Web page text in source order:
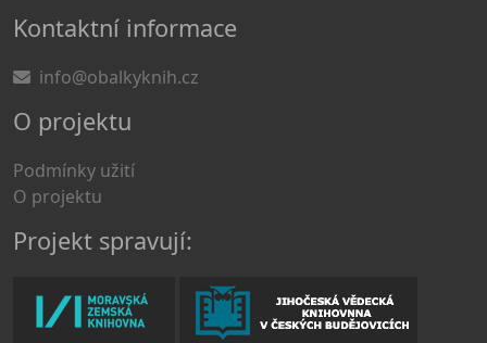
Kontaktní informace
info@obalkyknih.cz
O projektu
Podmínky užití
O projektu
Projekt spravují: